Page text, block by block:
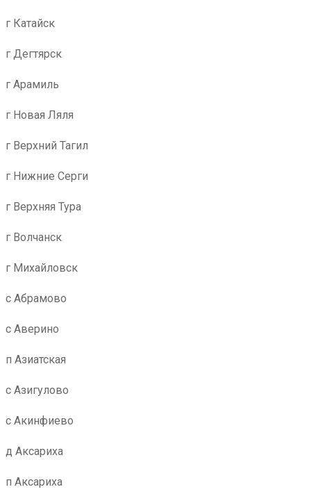
г Катайск
г Дегтярск
г Арамиль
г Новая Ляля
г Верхний Тагил
г Нижние Серги
г Верхняя Тура
г Волчанск
г Михайловск
с Абрамово
с Аверино
п Азиатская
с Азигулово
с Акинфиево
д Аксариха
п Аксариха